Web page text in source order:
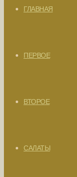
ГЛАВНАЯ
ПЕРВОЕ
ВТОРОЕ
САЛАТЫ